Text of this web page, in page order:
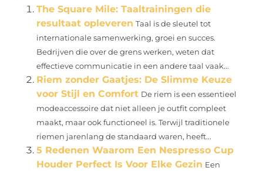
The Square Mile: Taaltrainingen die
resultaat opleveren Taal is de sleutel tot
internationale samenwerking, groei en succes.
Bedrijven die over de grens werken, weten dat
effectieve communicatie in een andere taal vaak...
Riem zonder Gaatjes: De Slimme Keuze
voor Stijl en Comfort De riem is een essentieel
modeaccessoire dat niet alleen je outfit compleet
maakt, maar ook functioneel is. Terwijl traditionele
riemen jarenlang de standaard waren, heeft...
5 Redenen Waarom Een Nespresso Cup
Houder Perfect Is Voor Elke Gezin Een